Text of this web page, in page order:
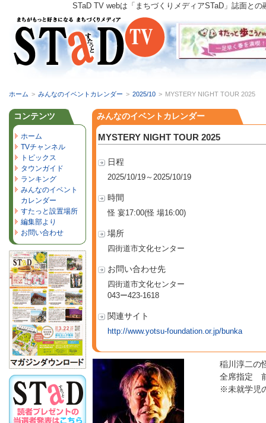
STaD TV webは「まちづくりメディアSTaD」誌面と
ホーム > みんなのイベントカレンダー > 2025/10 > MYSTERY NIGHT TOUR 2025
みんなのイベントカレンダー
MYSTERY NIGHT TOUR 2025
日程
2025/10/19～2025/10/19
時間
怪 宴17:00(怪 場16:00)
場所
四街道市文化センター
お問い合わせ先
四街道市文化センター
043ー423-1618
関連サイト
http://www.yotsu-foundation.or.jp/bunka
稲川淳二の
全席指定
※未就学児
コンテンツ
ホーム
TVチャンネル
トピックス
タウンガイド
ランキング
みんなのイベント
カレンダー
すたっと設置場所
編集部より
お問い合わせ